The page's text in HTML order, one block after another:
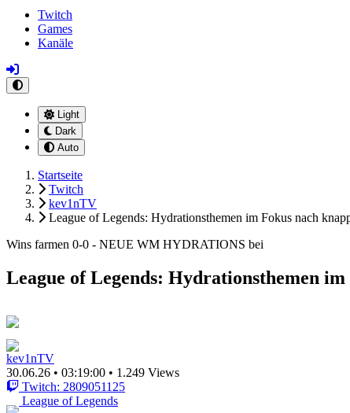
Twitch
Games
Kanäle
Light
Dark
Auto
Startseite
Twitch
kev1nTV
League of Legends: Hydrationsthemen im Fokus nach
Wins farmen 0-0 - NEUE WM HYDRATIONS bei
League of Legends: Hydrationsthemen
kev1nTV
30.06.26 • 03:19:00 • 1.249 Views
Twitch: 2809051125
League of Legends